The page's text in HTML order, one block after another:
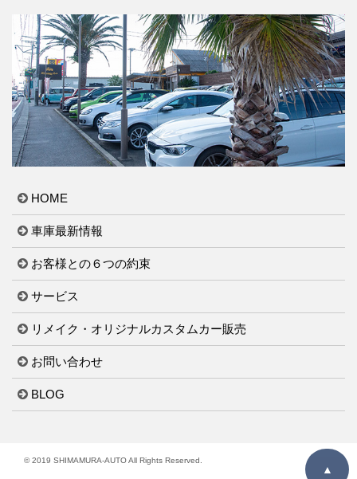
HOME
車庫最新情報
お客様との６つの約束
サービス
リメイク・オリジナルカスタムカー販売
お問い合わせ
BLOG
© 2019 SHIMAMURA-AUTO All Rights Reserved.
▲